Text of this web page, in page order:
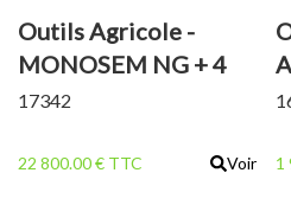
Outils Agricole -
MONOSEM NG + 4
17342
22 800.00 € TTC Voir 1